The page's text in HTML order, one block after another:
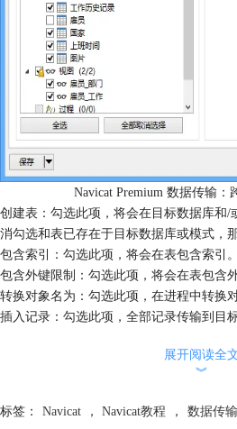
Navicat Premium 数据传输：
创建表：勾选此项，将会在目标数据库和/
消勾选和表已存在于目标数据库或模式，
包含索引：勾选此项，将会在表包含索引。
包含外键限制：勾选此项，将会在表包含外
转换对象名为：勾选此项，在进程中转换
插入记录：勾选此项，全部记录传输到目
使用交易：勾选此项，在数据传输进程中
INSERT INTO `用户` (`ID 编号`, `用户名`,
展开阅读全
︾
标签： Navicat ， Navicat教程 ， 数据传输